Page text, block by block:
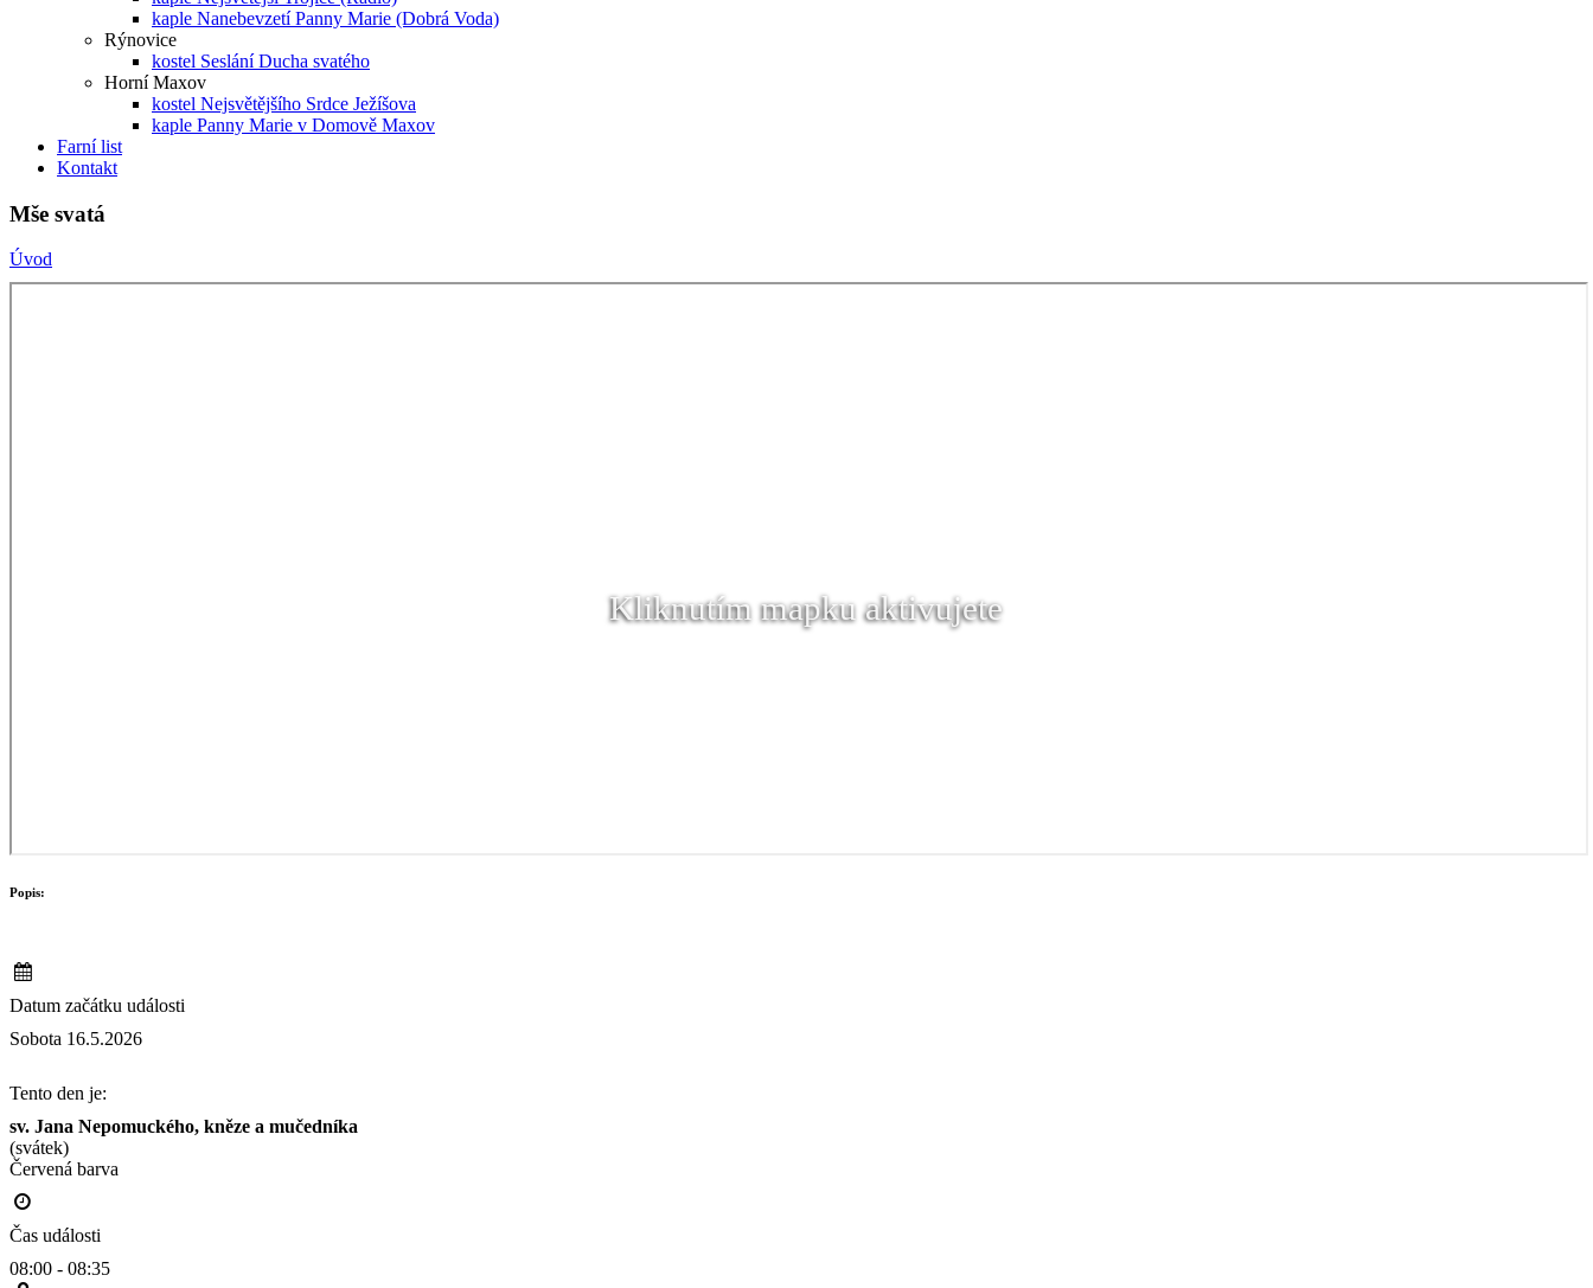
kaple Nanebevzetí Panny Marie (Dobrá Voda)
Rýnovice
kostel Seslání Ducha svatého
Horní Maxov
kostel Nejsvětějšího Srdce Ježíšova
kaple Panny Marie v Domově Maxov
Farní list
Kontakt
Mše svatá
Úvod
Kliknutím mapku aktivujete
Popis:
Datum začátku události
Sobota 16.5.2026
Tento den je:
sv. Jana Nepomuckého, kněze a mučedníka
(svátek)
Červená barva
Čas události
08:00 - 08:35